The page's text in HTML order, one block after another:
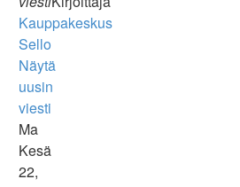
Kauppakeskus
Sello
Näytä
uusin
viesti
Ma
Kesä
22,